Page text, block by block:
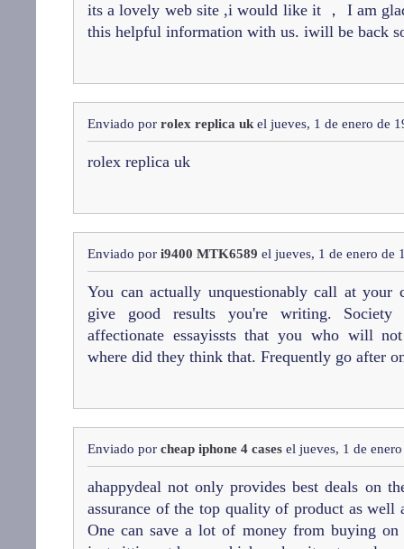
its a lovely web site ,i would like it ， I am
this helpful information with us. iwill be back
Enviado por rolex replica uk el jueves, 1 de enero de
rolex replica uk
Enviado por i9400 MTK6589 el jueves, 1 de enero de
You can actually unquestionably call at your
give good results you're writing.
affectionate essayissts that you who will
where did they think that. Frequently go after
Enviado por cheap iphone 4 cases el jueves, 1 de
ahappydeal not only provides best deals on
assurance of the top quality of product as well
One can save a lot of money from buying on